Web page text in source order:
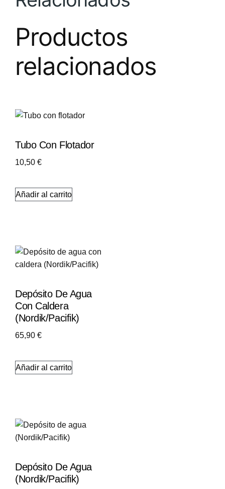
Productos
relacionados
Tubo Con Flotador
10,50 €
Añadir al carrito
Depósito De Agua
Con Caldera
(Nordik/Pacifik)
65,90 €
Añadir al carrito
Depósito De Agua
(Nordik/Pacifik)